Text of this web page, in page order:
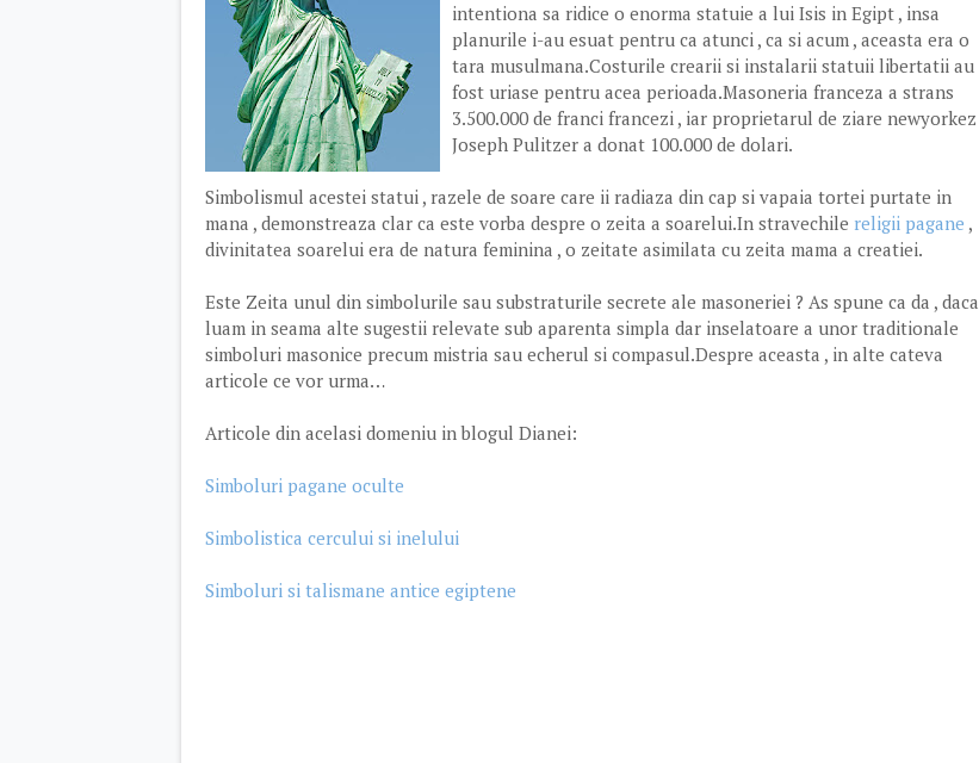
intentiona sa ridice o enorma statuie a lui Isis in Egipt , insa
planurile i-au esuat pentru ca atunci , ca si acum , aceasta era o
tara musulmana.Costurile crearii si instalarii statuii libertatii au
fost uriase pentru acea perioada.Masoneria franceza a strans
3.500.000 de franci francezi , iar proprietarul de ziare newyorkez
Joseph Pulitzer a donat 100.000 de dolari.
Simbolismul acestei statui , razele de soare care ii radiaza din cap si vapaia tortei purtate in
mana , demonstreaza clar ca este vorba despre o zeita a soarelui.In stravechile religii pagane ,
divinitatea soarelui era de natura feminina , o zeitate asimilata cu zeita mama a creatiei.
Este Zeita unul din simbolurile sau substraturile secrete ale masoneriei ? As spune ca da , daca
luam in seama alte sugestii relevate sub aparenta simpla dar inselatoare a unor traditionale
simboluri masonice precum mistria sau echerul si compasul.Despre aceasta , in alte cateva
articole ce vor urma…
Articole din acelasi domeniu in blogul Dianei:
Simboluri pagane oculte
Simbolistica cercului si inelului
Simboluri si talismane antice egiptene